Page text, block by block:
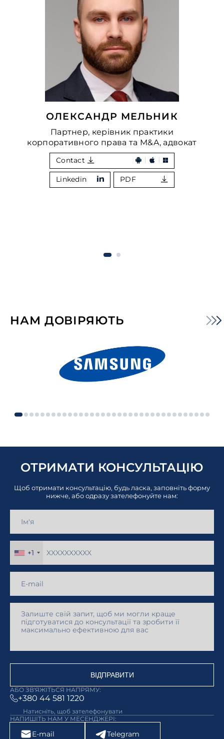
ОЛЕКСАНДР МЕЛЬНИК
Партнер, керівник практики
корпоративного права та M&A, адвокат
Contact
Linkedin PDF
НАМ ДОВІРЯЮТЬ
ОТРИМАТИ КОНСУЛЬТАЦІЮ
Щоб отримати консультацію, будь ласка, заповніть форму
нижче, або одразу зателефонуйте нам:
+1
ВІДПРАВИТИ
АБО ЗВ'ЯЖІТЬСЯ НАПРЯМУ:
+380 44 581 1220
Натисніть, щоб зателефонувати
НАПИШІТЬ НАМ У МЕСЕНДЖЕРІ:
E-mail Telegram